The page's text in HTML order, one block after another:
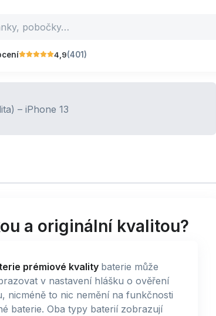
4,9(401)
a originální kvalitou?
prémiové kvality baterie může
v nastavení hlášku o ověření
nicméně to nic nemění na funkčnosti
baterie. Oba typy baterií zobrazují